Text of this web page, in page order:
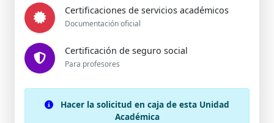
Certificaciones de servicios académicos
Documentación oficial
Certificación de seguro social
Para profesores
Hacer la solicitud en caja de esta Unidad
Académica